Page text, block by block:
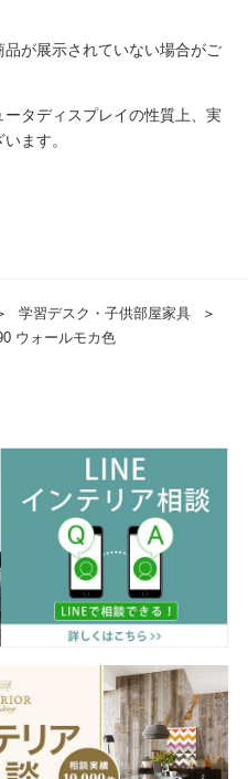
が展示されていない場合がご
タディスプレイの性質上、実
ます。
学習デスク・子供部屋家具
＞
ウォールモカ色